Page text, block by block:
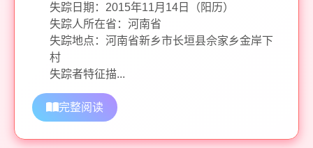
失踪日期：2015年11月14日（阳历）
失踪人所在省：河南省
失踪地点：河南省新乡市长垣县佘家乡金岸下
村
失踪者特征描...
完整阅读